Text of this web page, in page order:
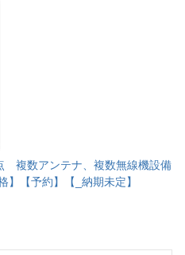
複数アンテナ、複数無線機設備
】【予約】【_納期未定】